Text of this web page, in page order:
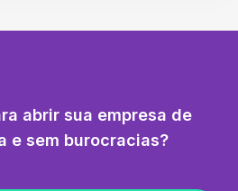
abrir sua empresa de
e sem burocracias?